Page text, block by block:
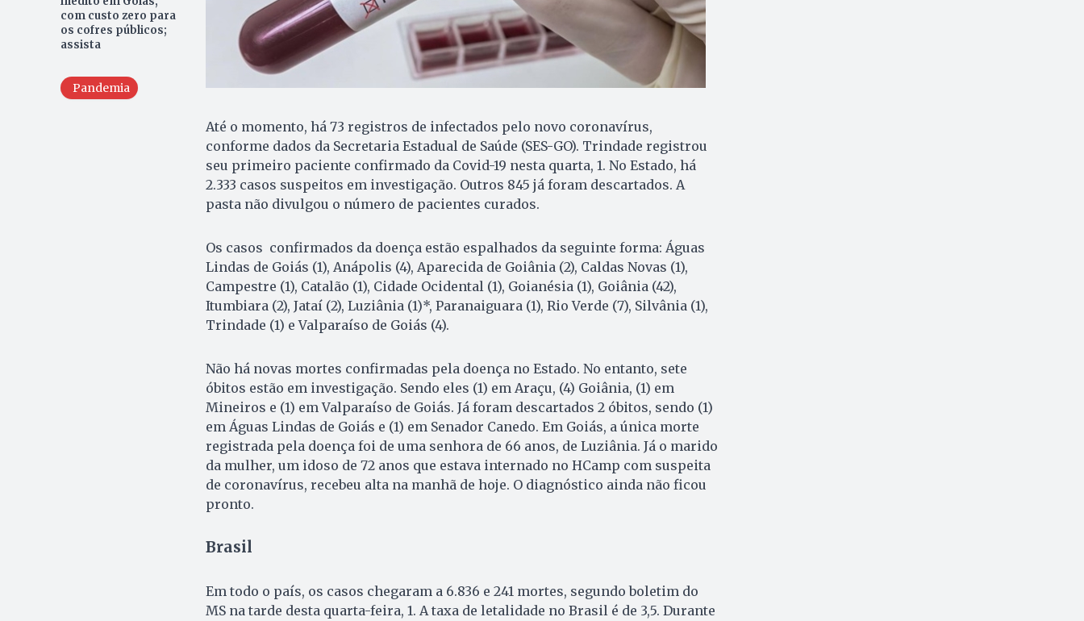
com custo zero para
os cofres públicos;
assista
Pandemia
Até o momento, há 73 registros de infectados pelo novo coronavírus,
conforme dados da Secretaria Estadual de Saúde (SES-GO). Trindade registrou
seu primeiro paciente confirmado da Covid-19 nesta quarta, 1. No Estado, há
2.333 casos suspeitos em investigação. Outros 845 já foram descartados. A
pasta não divulgou o número de pacientes curados.
Os casos confirmados da doença estão espalhados da seguinte forma: Águas
Lindas de Goiás (1), Anápolis (4), Aparecida de Goiânia (2), Caldas Novas (1),
Campestre (1), Catalão (1), Cidade Ocidental (1), Goianésia (1), Goiânia (42),
Itumbiara (2), Jataí (2), Luziânia (1)*, Paranaiguara (1), Rio Verde (7), Silvânia (1),
Trindade (1) e Valparaíso de Goiás (4).
Não há novas mortes confirmadas pela doença no Estado. No entanto, sete
óbitos estão em investigação. Sendo eles (1) em Araçu, (4) Goiânia, (1) em
Mineiros e (1) em Valparaíso de Goiás. Já foram descartados 2 óbitos, sendo (1)
em Águas Lindas de Goiás e (1) em Senador Canedo. Em Goiás, a única morte
registrada pela doença foi de uma senhora de 66 anos, de Luziânia. Já o marido
da mulher, um idoso de 72 anos que estava internado no HCamp com suspeita
de coronavírus, recebeu alta na manhã de hoje. O diagnóstico ainda não ficou
pronto.
Brasil
Em todo o país, os casos chegaram a 6.836 e 241 mortes, segundo boletim do
MS na tarde desta quarta-feira, 1. A taxa de letalidade no Brasil é de 3,5. Durante